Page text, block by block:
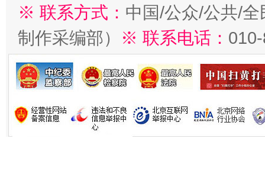
※ 联系方式： 中国/公众/公共/
制作采编部）
※ 联系电话：